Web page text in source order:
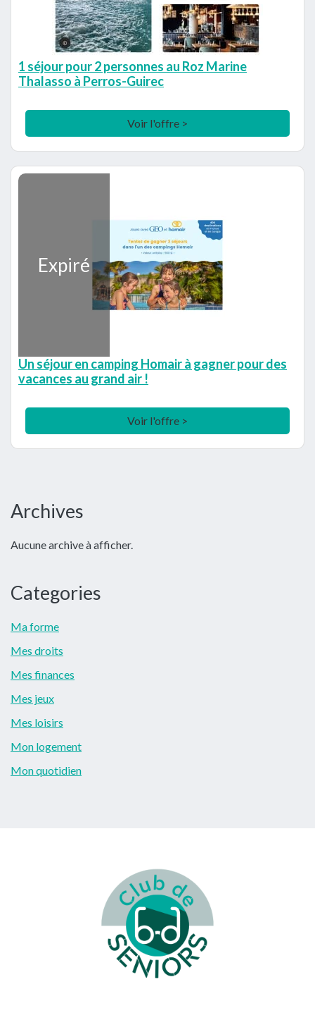
1 séjour pour 2 personnes au Roz Marine
Thalasso à Perros-Guirec
Voir l'offre >
Expiré
Un séjour en camping Homair à gagner pour des
vacances au grand air !
Voir l'offre >
Barre
principale
Archives
Aucune archive à afficher.
Categories
Ma forme
Mes droits
Mes finances
Mes jeux
Mes loisirs
Mon logement
Mon quotidien